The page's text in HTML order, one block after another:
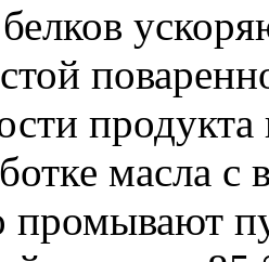
масла
промывают